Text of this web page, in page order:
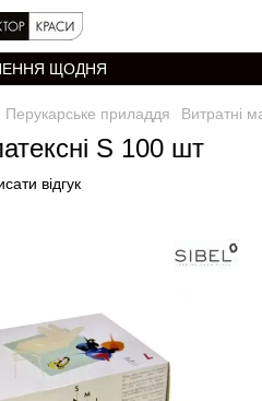
ЩОДНЯ
Перукарське приладдя Витратні
S 100 шт
відгук